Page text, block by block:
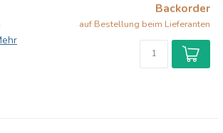
Backorder
auf Bestellung beim Lieferanten